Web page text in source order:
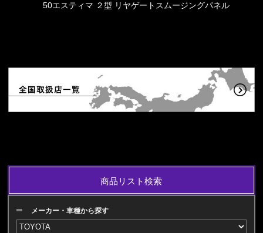
50エスティマ ２型 リヤゲートスムージングパネル
商品リスト検索
メーカー・車種から探す